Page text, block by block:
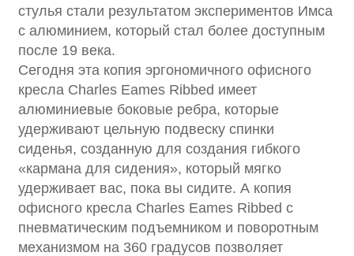
стулья стали результатом экспериментов Имса
с алюминием, который стал более доступным
после 19 века.
Сегодня эта копия эргономичного офисного
кресла Charles Eames Ribbed имеет
алюминиевые боковые ребра, которые
удерживают цельную подвеску спинки
сиденья, созданную для создания гибкого
«кармана для сидения», который мягко
удерживает вас, пока вы сидите. А копия
офисного кресла Charles Eames Ribbed с
пневматическим подъемником и поворотным
механизмом на 360 градусов позволяет